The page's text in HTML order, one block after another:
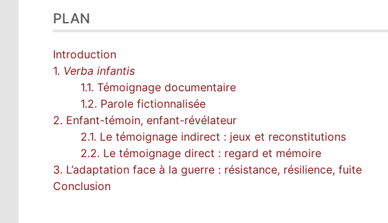
PLAN
Introduction
1. Verba infantis
1.1. Témoignage documentaire
1.2. Parole fictionnalisée
2. Enfant-témoin, enfant-révélateur
2.1. Le témoignage indirect : jeux et reconstitutions
2.2. Le témoignage direct : regard et mémoire
3. L’adaptation face à la guerre : résistance, résilience, fuite
Conclusion